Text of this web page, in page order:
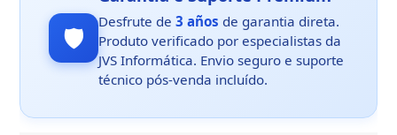
🛡️ Desfrute de3 años de garantia direta.
Produto verificado por especialistas da
JVS Informática. Envio seguro e suporte
técnico pós-venda incluído.